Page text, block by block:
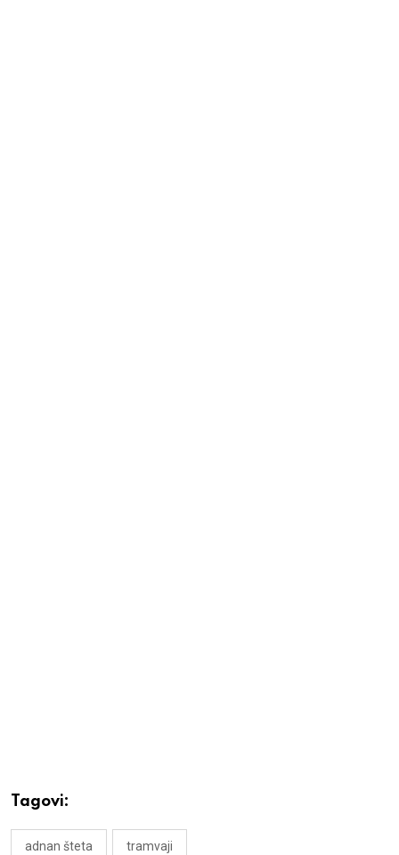
Tagovi:
adnan šteta tramvaji